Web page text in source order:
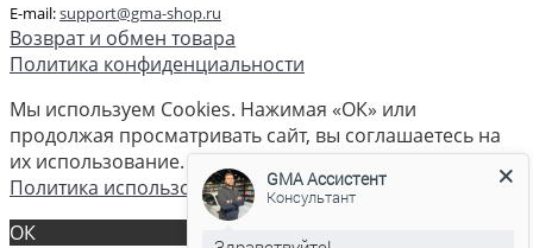
E-mail:support@gma-shop.ru
Возврат и обмен товара
Политика конфиденциальности
Мы используем Cookies. Нажимая «ОК» или
продолжая просматривать сайт, вы соглашаетесь на
их использование. Спасибо что вы с нами!
Политика использования cookies
ОК
GMA Ассистент
Консультант